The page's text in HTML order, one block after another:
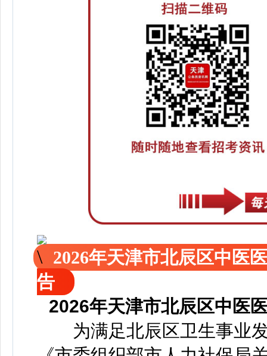
2026年天津市北辰区中医
告
2026年天津市北辰区中医
为满足北辰区卫生事业发